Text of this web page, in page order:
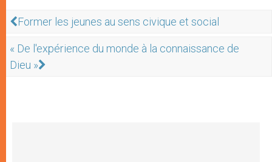
Former les jeunes au sens civique et social
« De l'expérience du monde à la connaissance de
Dieu »